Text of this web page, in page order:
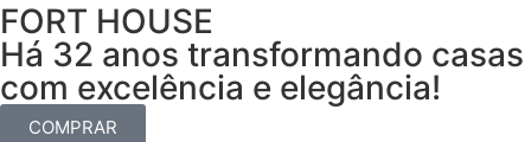
FORT HOUSE
Há 32 anos transformando casas
com excelência e elegância!
COMPRAR